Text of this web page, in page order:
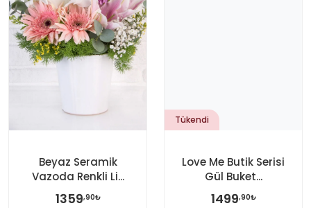
Beyaz Seramik
Vazoda Renkli Li...
1359,90₺
Tükendi
Love Me Butik Serisi
Gül Buket...
1499,90₺